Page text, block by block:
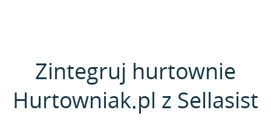
Zintegruj hurtownie
Hurtowniak.pl z Sellasist